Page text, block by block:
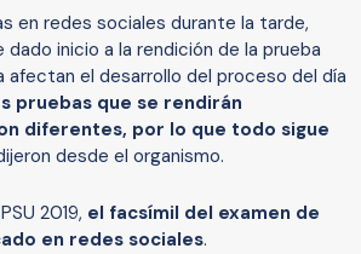
en redes sociales durante la tarde,
inicio a la rendición de la prueba
afectan el desarrollo del proceso del día
pruebas que se rendirán
diferentes, por lo que todo sigue
desde el organismo.
2019, el facsímil del examen de
en redes sociales.